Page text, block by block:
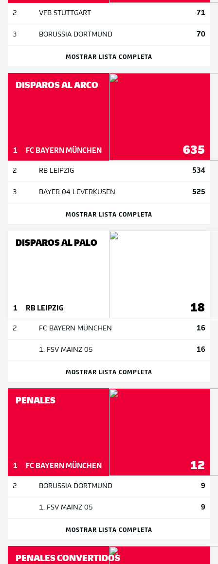
2 VFB STUTTGART 71
3 BORUSSIA DORTMUND 70
MOSTRAR LISTA COMPLETA
DISPAROS AL ARCO
1 FC BAYERN MÜNCHEN 635
2 RB LEIPZIG 534
3 BAYER 04 LEVERKUSEN 525
MOSTRAR LISTA COMPLETA
DISPAROS AL PALO
1 RB LEIPZIG 18
2 FC BAYERN MÜNCHEN 16
1. FSV MAINZ 05 16
MOSTRAR LISTA COMPLETA
PENALES
1 FC BAYERN MÜNCHEN 12
2 BORUSSIA DORTMUND 9
1. FSV MAINZ 05 9
MOSTRAR LISTA COMPLETA
PENALES CONVERTIDOS